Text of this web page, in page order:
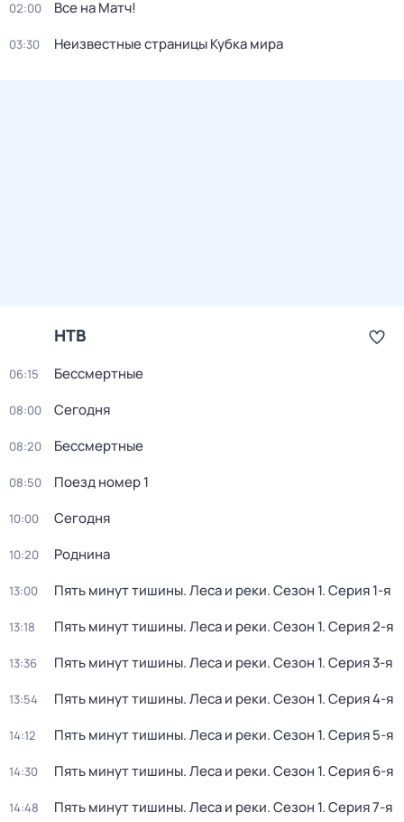
02:00 Все на Матч!
03:30 Неизвестные страницы Кубка мира
НТВ
06:15 Бессмертные
08:00 Сегодня
08:20 Бессмертные
08:50 Поезд номер 1
10:00 Сегодня
10:20 Роднина
13:00 Пять минут тишины. Леса и реки. Сезон 1. Серия 1-я
13:18 Пять минут тишины. Леса и реки. Сезон 1. Серия 2-я
13:36 Пять минут тишины. Леса и реки. Сезон 1. Серия 3-я
13:54 Пять минут тишины. Леса и реки. Сезон 1. Серия 4-я
14:12 Пять минут тишины. Леса и реки. Сезон 1. Серия 5-я
14:30 Пять минут тишины. Леса и реки. Сезон 1. Серия 6-я
14:48 Пять минут тишины. Леса и реки. Сезон 1. Серия 7-я